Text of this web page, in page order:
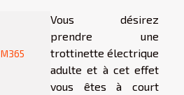
Vous désirez
prendre une
trottinette électrique
adulte et à cet effet
vous êtes à court